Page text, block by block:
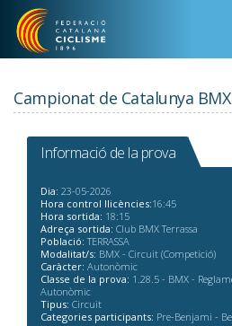
Vés al contingut
Campionat de Catalunya
Informació de la prova
Dia: 23-05-2026
Hora control llicències:16:45
Hora sortida: 18:15
Adreça sortida: Club BMX Terrassa
Població: TERRASSA
Modalitat/s: BMX - Circuit (Competició)
Caràcter: Autonòmic
Classe de la prova: 1.28.5 - BMX -
Autonòmic
Tipus: Circuit
Categories participants: Pre-Benjami -